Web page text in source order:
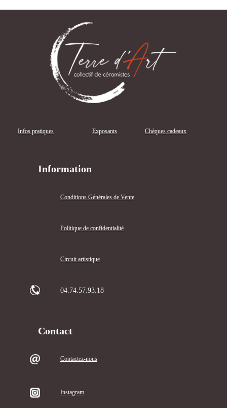
Infos pratiques Exposants Chèques cadeaux
Information
Conditions Générales de Vente
Politique de confidentialité
Circuit artistique
04.74.57.93.18
Contact
Contactez-nous
Instagram